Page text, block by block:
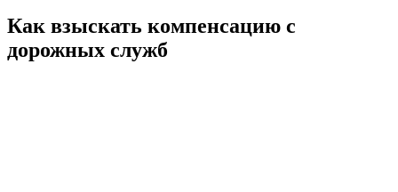
Как взыскать компенсацию с
дорожных служб